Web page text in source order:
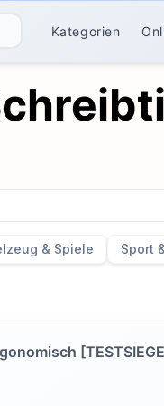
Kategorien
& Spiele Sport